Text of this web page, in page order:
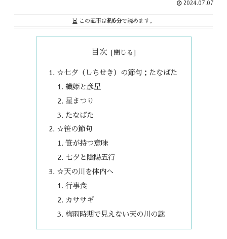
2024.07.07
この記事は約6分で読めます。
目次
☆七夕（しちせき）の節句：たなばた
織姫と彦星
星まつり
たなばた
☆笹の節句
笹が持つ意味
七夕と陰陽五行
☆天の川を体内へ
行事食
カササギ
梅雨時期で見えない天の川の謎